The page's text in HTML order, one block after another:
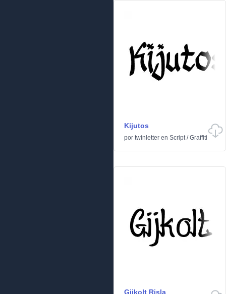
Kijutos
por twinletter en Script/Graffiti
Gijkolt Risla